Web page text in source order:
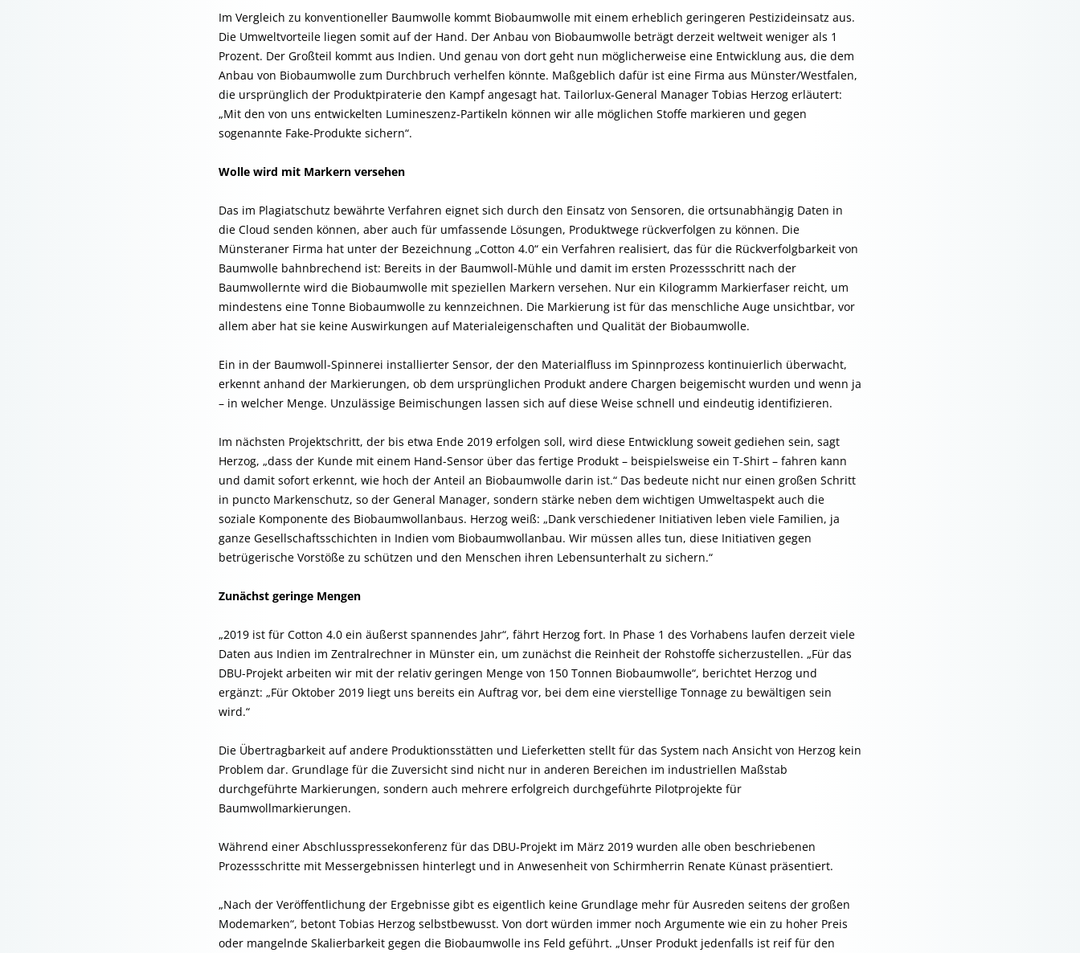
Im Vergleich zu konventioneller Baumwolle kommt Biobaumwolle mit einem erheblich geringeren Pestizideinsatz aus.
Die Umweltvorteile liegen somit auf der Hand. Der Anbau von Biobaumwolle beträgt derzeit weltweit weniger als 1
Prozent. Der Großteil kommt aus Indien. Und genau von dort geht nun möglicherweise eine Entwicklung aus, die dem
Anbau von Biobaumwolle zum Durchbruch verhelfen könnte. Maßgeblich dafür ist eine Firma aus Münster/Westfalen,
die ursprünglich der Produktpiraterie den Kampf angesagt hat. Tailorlux-General Manager Tobias Herzog erläutert:
„Mit den von uns entwickelten Lumineszenz-Partikeln können wir alle möglichen Stoffe markieren und gegen
sogenannte Fake-Produkte sichern“.
Wolle wird mit Markern versehen
Das im Plagiatschutz bewährte Verfahren eignet sich durch den Einsatz von Sensoren, die ortsunabhängig Daten in
die Cloud senden können, aber auch für umfassende Lösungen, Produktwege rückverfolgen zu können. Die
Münsteraner Firma hat unter der Bezeichnung „Cotton 4.0“ ein Verfahren realisiert, das für die Rückverfolgbarkeit von
Baumwolle bahnbrechend ist: Bereits in der Baumwoll-Mühle und damit im ersten Prozessschritt nach der
Baumwollernte wird die Biobaumwolle mit speziellen Markern versehen. Nur ein Kilogramm Markierfaser reicht, um
mindestens eine Tonne Biobaumwolle zu kennzeichnen. Die Markierung ist für das menschliche Auge unsichtbar, vor
allem aber hat sie keine Auswirkungen auf Materialeigenschaften und Qualität der Biobaumwolle.
Ein in der Baumwoll-Spinnerei installierter Sensor, der den Materialfluss im Spinnprozess kontinuierlich überwacht,
erkennt anhand der Markierungen, ob dem ursprünglichen Produkt andere Chargen beigemischt wurden und wenn ja
– in welcher Menge. Unzulässige Beimischungen lassen sich auf diese Weise schnell und eindeutig identifizieren.
Im nächsten Projektschritt, der bis etwa Ende 2019 erfolgen soll, wird diese Entwicklung soweit gediehen sein, sagt
Herzog, „dass der Kunde mit einem Hand-Sensor über das fertige Produkt – beispielsweise ein T-Shirt – fahren kann
und damit sofort erkennt, wie hoch der Anteil an Biobaumwolle darin ist.“ Das bedeute nicht nur einen großen Schritt
in puncto Markenschutz, so der General Manager, sondern stärke neben dem wichtigen Umweltaspekt auch die
soziale Komponente des Biobaumwollanbaus. Herzog weiß: „Dank verschiedener Initiativen leben viele Familien, ja
ganze Gesellschaftsschichten in Indien vom Biobaumwollanbau. Wir müssen alles tun, diese Initiativen gegen
betrügerische Vorstöße zu schützen und den Menschen ihren Lebensunterhalt zu sichern.“
Zunächst geringe Mengen
„2019 ist für Cotton 4.0 ein äußerst spannendes Jahr“, fährt Herzog fort. In Phase 1 des Vorhabens laufen derzeit viele
Daten aus Indien im Zentralrechner in Münster ein, um zunächst die Reinheit der Rohstoffe sicherzustellen. „Für das
DBU-Projekt arbeiten wir mit der relativ geringen Menge von 150 Tonnen Biobaumwolle“, berichtet Herzog und
ergänzt: „Für Oktober 2019 liegt uns bereits ein Auftrag vor, bei dem eine vierstellige Tonnage zu bewältigen sein
wird.“
Die Übertragbarkeit auf andere Produktionsstätten und Lieferketten stellt für das System nach Ansicht von Herzog kein
Problem dar. Grundlage für die Zuversicht sind nicht nur in anderen Bereichen im industriellen Maßstab
durchgeführte Markierungen, sondern auch mehrere erfolgreich durchgeführte Pilotprojekte für
Baumwollmarkierungen.
Während einer Abschlusspressekonferenz für das DBU-Projekt im März 2019 wurden alle oben beschriebenen
Prozessschritte mit Messergebnissen hinterlegt und in Anwesenheit von Schirmherrin Renate Künast präsentiert.
„Nach der Veröffentlichung der Ergebnisse gibt es eigentlich keine Grundlage mehr für Ausreden seitens der großen
Modemarken“, betont Tobias Herzog selbstbewusst. Von dort würden immer noch Argumente wie ein zu hoher Preis
oder mangelnde Skalierbarkeit gegen die Biobaumwolle ins Feld geführt. „Unser Produkt jedenfalls ist reif für den